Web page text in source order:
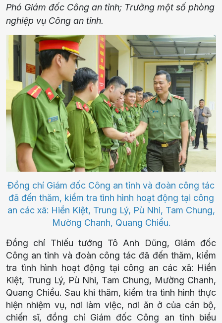
Phó Giám đốc Công an tỉnh; Trưởng một số phòng
nghiệp vụ Công an tỉnh.
Đồng chí Giám đốc Công an tỉnh và đoàn công tác
đã đến thăm, kiểm tra tình hình hoạt động tại công
an các xã: Hiền Kiệt, Trung Lý, Pù Nhi, Tam Chung,
Mường Chanh, Quang Chiểu.
Đồng chí Thiếu tướng Tô Anh Dũng, Giám đốc
Công an tỉnh và đoàn công tác đã đến thăm, kiểm
tra tình hình hoạt động tại công an các xã: Hiền
Kiệt, Trung Lý, Pù Nhi, Tam Chung, Mường Chanh,
Quang Chiểu. Sau khi thăm, kiểm tra tình hình thực
hiện nhiệm vụ, nơi làm việc, nơi ăn ở của cán bộ,
chiến sĩ, đồng chí Giám đốc Công an tỉnh biểu